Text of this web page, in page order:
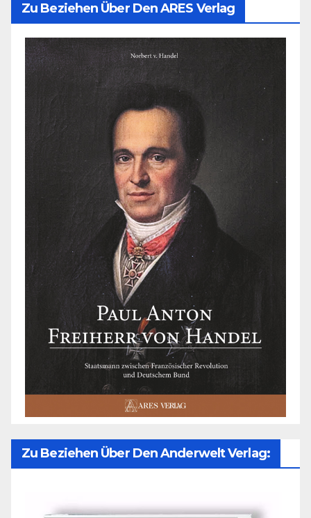
Zu Beziehen Über Den ARES Verlag
Zu Beziehen Über Den Anderwelt Verlag: